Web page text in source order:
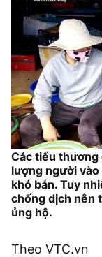
Các tiểu thương
lượng người
khó bán. Tuy
chống dịch nên
ủng hộ.
Theo VTC.vn